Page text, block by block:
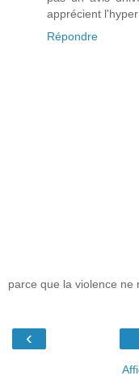
apprécient
Répondre
parce que la violence ne
‹